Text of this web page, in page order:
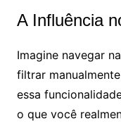
A Influência
Imagine navegar
filtrar
essa
o que você